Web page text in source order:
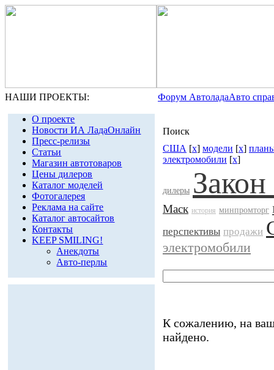
НАШИ ПРОЕКТЫ: Форум АвтоладаАвто
О проекте
Новости ИА ЛадаОнлайн
Пресс-релизы
Статьи
Магазин автотоваров
Цены дилеров
Каталог моделей
Фотогалерея
Реклама на сайте
Каталог автосайтов
Контакты
KEEP SMILING!
Анекдоты
Авто-перлы
Поиск
США [x] модели [x]
электромобили [x]
дилеры
Маск история минпромторг
перспективы продажи
электромобили
К сожалению, на
найдено.